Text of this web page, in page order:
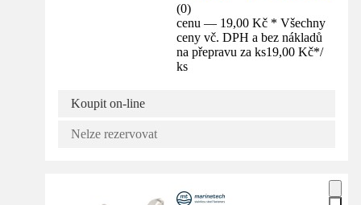
(0)
cenu — 19,00 Kč * Všechny
ceny vč. DPH a bez nákladů
na přepravu za ks19,00 Kč*/
ks
Koupit on-line
Nelze rezervovat